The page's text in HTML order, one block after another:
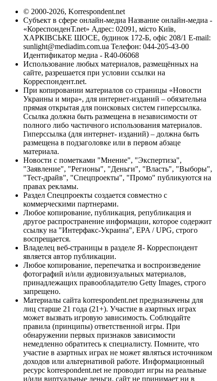
© 2000-2026, Korrespondent.net
Субъект в сфере онлайн-медиа Название онлайн-медиа -
«КореспонденТ.net» Адрес: 02091, місто Київ,
ХАРКІВСЬКЕ ШОСЕ, будинок 172-Б, офіс 208/1 E-mail:
sunlight@mediadim.com.ua Телефон: 044-205-43-00
Идентификатор медиа - R40-06068
Использование любых материалов, размещённых на
сайте, разрешается при условии ссылки на
Корреспондент.net.
При копировании материалов со страницы «Новости
Украины и мира», для интернет-изданий – обязательна
прямая открытая для поисковых систем гиперссылка.
Ссылка должна быть размещена в независимости от
полного либо частичного использования материалов.
Гиперссылка (для интернет- изданий) – должна быть
размещена в подзаголовке или в первом абзаце
материала.
Новости с пометками "Мнение", "Экспертиза",
"Заявление", "Регионы", "Деньги", "Власть", "Выборы",
"Тест-драйв", "Спецпроекты", "Промо" публикуются на
правах рекламы.
Раздел Спецпроекты создается совместно с
коммерческими партнерами.
Любое копирование, публикация, републикация и
другое распространение информации, которое содержит
ссылку на "Интерфакс-Украина", EPA / UPG, строго
воспрещается.
Владелец веб-страницы в разделе Я- Корреспондент
является автор публикации.
Любое копирование, перепечатка и воспроизведение
фотографий и/или аудиовизуальных материалов,
принадлежащих правообладателю Getty Images, строго
запрещено.
Материалы сайта korrespondent.net предназначены для
лиц старше 21 года (21+). Участие в азартных играх
может вызвать игровую зависимость. Соблюдайте
правила (принципы) ответственной игры. При
обнаружении первых признаков зависимости
немедленно обратитесь к специалисту. Помните, что
участие в азартных играх не может являться источником
доходов или альтернативой работе. Информационный
ресурс korrespondent.net не проводит игры на реальные
и/или виртуальные деньги, сайт не принимает ни в